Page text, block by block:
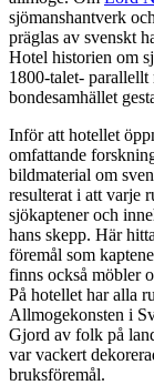
sjömanshantverk
präglas av svenskt
Hotel historien om
1800-talet- parallellt
bondesamhället
Inför att hotellet
omfattande
bildmaterial om
resulterat i att varje
sjökaptener och
hans skepp. Här
föremål som
finns också möbler
På hotellet har alla
Allmogekonsten i
Gjord av folk på
var vackert
bruksföremål.